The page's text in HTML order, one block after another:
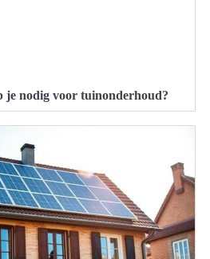
je nodig voor tuinonderhoud?